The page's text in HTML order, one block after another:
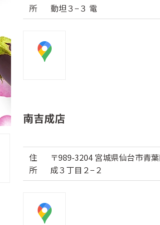
所
動坦３−３ 電
南吉成店
住
所
〒989-3204 宮城県仙台市青
成３丁目２−２